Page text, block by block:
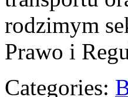
rodzimym
Prawo i
Categories: